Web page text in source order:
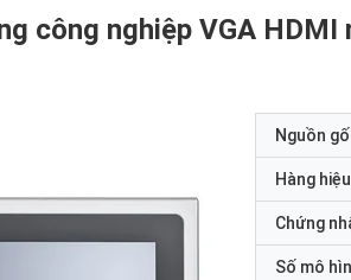
công nghiệp VGA
Nguồn
Hàng hiệu
Chứng
Số mô